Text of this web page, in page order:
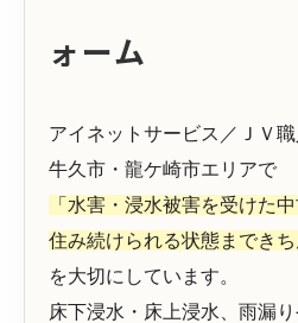
ォーム
アイネットサービス／ＪＶ職
牛久市・龍ケ崎市エリアで
「水害・浸水被害を受けた
住み続けられる状態まできち
を大切にしています。
床下浸水・床上浸水、雨漏